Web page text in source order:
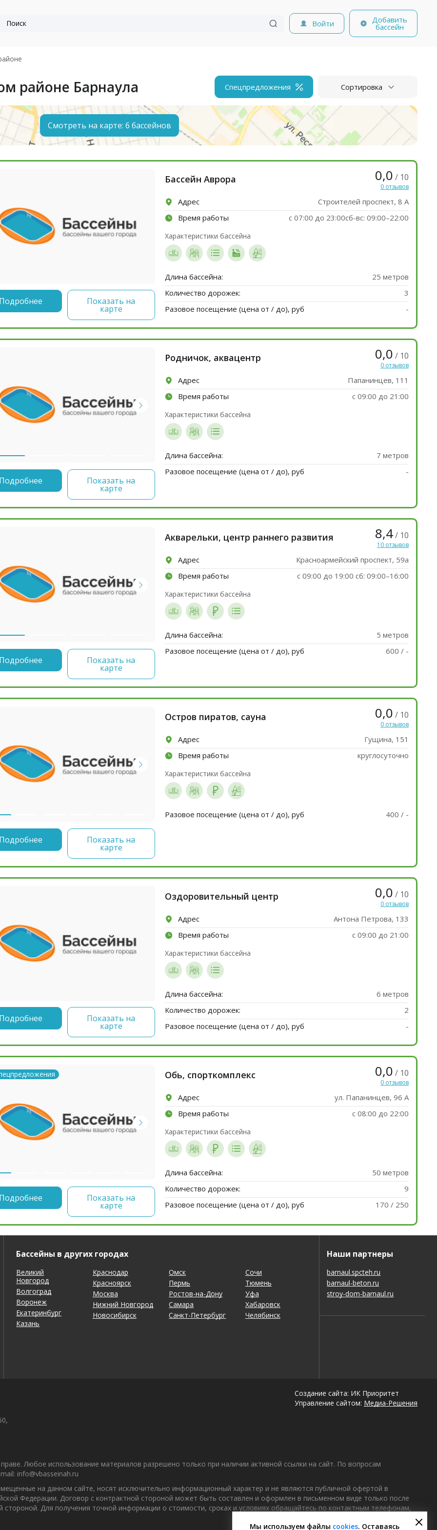
Войти Добавить
бассейн
районе Барнаула Спецпредложения Сортировка
Смотреть на карте: 6 бассейнов
Показать на
карте
Бассейн Аврора 0,0 / 10
0 отзывов
Адрес
Строителей проспект, 8 А
Время работы
c 07:00 до 23:00сб-вс: 09:00–22:00
Характеристики бассейна
Длина бассейна:
25 метров
Количество дорожек:
3
Разовое посещение (цена от / до), руб
-
Показать на
карте
Родничок, аквацентр 0,0 / 10
0 отзывов
Адрес
Папанинцев, 111
Время работы
с 09:00 до 21:00
Характеристики бассейна
Длина бассейна:
7 метров
Разовое посещение (цена от / до), руб
-
Показать на
карте
Акварельки, центр раннего развития 8,4/ 10
10 отзывов
Адрес
Красноармейский проспект, 59а
Время работы
c 09:00 до 19:00 сб: 09:00–16:00
Характеристики бассейна
Длина бассейна:
5 метров
Разовое посещение (цена от / до), руб
600 / -
Показать на
карте
Остров пиратов, сауна 0,0 / 10
0 отзывов
Адрес
Гущина, 151
Время работы
круглосуточно
Характеристики бассейна
Разовое посещение (цена от / до), руб 400 / -
Показать на
карте
Оздоровительный центр 0,0 / 10
0 отзывов
Адрес
Антона Петрова, 133
Время работы
с 09:00 до 21:00
Характеристики бассейна
Длина бассейна:
6 метров
Количество дорожек:
2
Разовое посещение (цена от / до), руб
-
Показать на
карте
Обь, спорткомплекс 0,0 / 10
0 отзывов
Адрес
ул. Папанинцев, 96 А
Время работы
с 08:00 до 22:00
Характеристики бассейна
Длина бассейна:
50 метров
Количество дорожек:
9
Разовое посещение (цена от / до), руб
170 / 250
Бассейны в других городах
Великий
Новгород
Волгоград
Воронеж
Екатеринбург
Казань
Краснодар
Красноярск
Москва
Нижний Новгород
Новосибирск
Омск
Пермь
Ростов-на-Дону
Самара
Санкт-Петербург
Сочи
Тюмень
Уфа
Хабаровск
Челябинск
Наши партнеры
barnaul.spcteh.ru
barnaul-beton.ru
stroy-dom-barnaul.ru
Создание сайта: ИК Приоритет
Управление сайтом: Медиа-Решения
Любое использование материалов разрешено только при наличии активной ссылки на сайт. По вопросам
info@vbasseinah.ru
на данном сайте, носят исключительно информационный характер и не являются публичной офертой в
Федерации. Договор с контрактной стороной может быть составлен и оформлен в письменном виде только после
стороной. Для получения точной информации о стоимости, сроках и условиях обращайтесь по контактным телефонам,
Мы используем файлы cookies. Оставаясь